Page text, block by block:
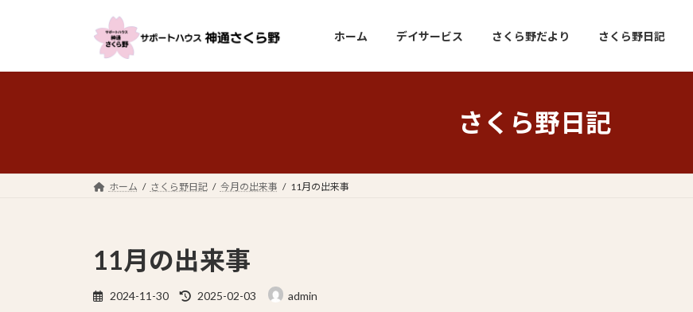
ホーム デイサービス さくら野だより さくら野日記
さくら野日記
ホーム さくら野日記 今月の出来事 11月の出来事
11月の出来事
2024-11-30
最
2025-02-03 admin